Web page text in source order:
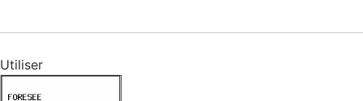
Utiliser